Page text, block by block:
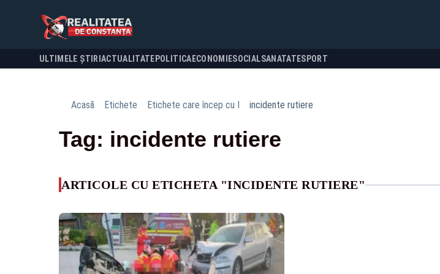
ULTIMELE ȘTIRI ACTUALITATE POLITICA ECONOMIESOCIALSANATATESPORT
Acasă Etichete Etichete care încep cu I incidente rutiere
Tag: incidente rutiere
ARTICOLE CU ETICHETA "INCIDENTE RUTIERE"